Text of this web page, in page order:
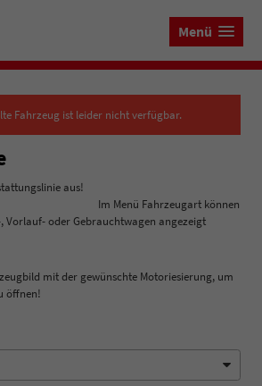
Menü
Fahrzeug ist leider nicht verfügbar.
die Ausstattungslinie aus!
können
Vorlauf- oder Gebrauchtwagen angezeigt
mit der gewünschte Motoriesierung, um
öffnen!